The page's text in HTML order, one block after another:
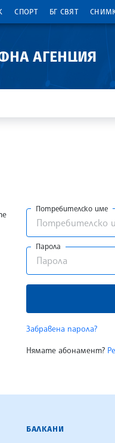
СПОРТ БГ СВЯТ
АГЕНЦИЯ
Потребителско име
Парола
Забравена парола?
Нямате абонамент?
БАЛКАНИ